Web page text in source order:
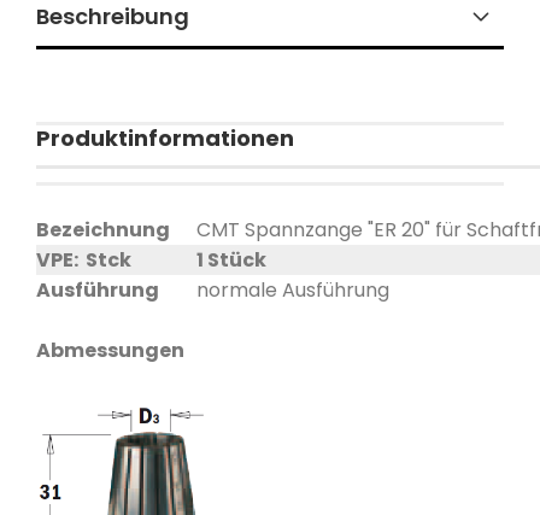
Beschreibung
Produktinformationen
Bezeichnung
CMT Spannzange "ER 20" für
VPE: Stck
1 Stück
Ausführung
normale Ausführung
Abmessungen